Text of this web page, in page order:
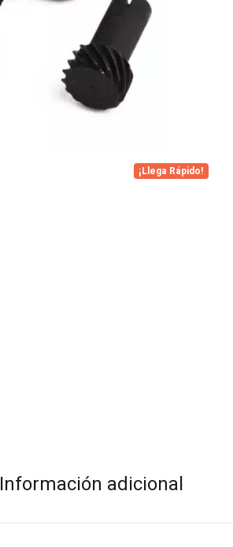
¡Llega Rápido!
Información adicional